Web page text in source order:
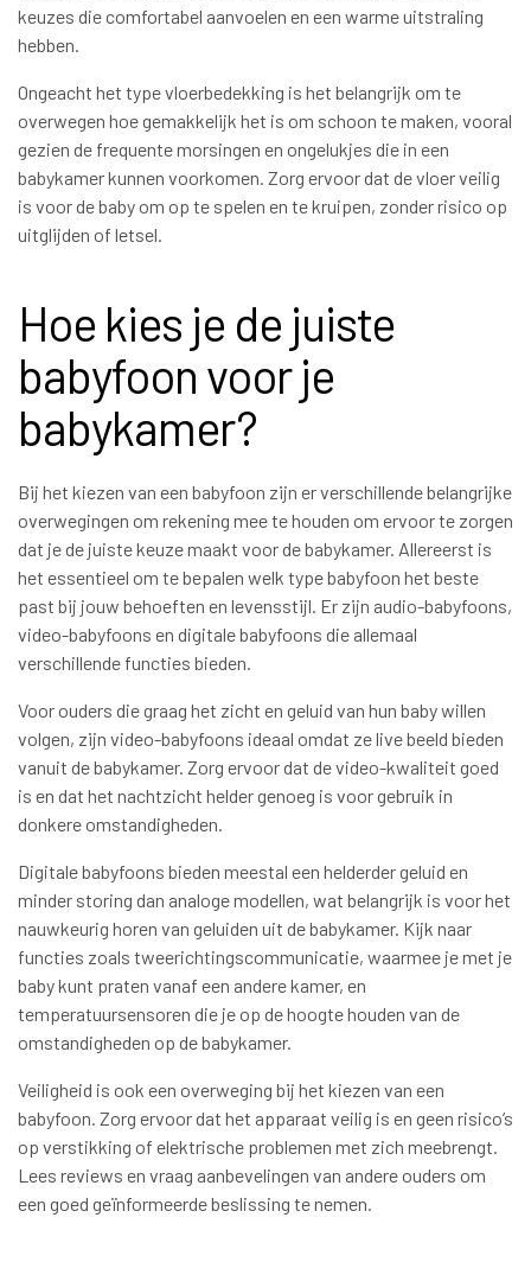
keuzes die comfortabel aanvoelen en een warme uitstraling
hebben.
Ongeacht het type vloerbedekking is het belangrijk om te
overwegen hoe gemakkelijk het is om schoon te maken, vooral
gezien de frequente morsingen en ongelukjes die in een
babykamer kunnen voorkomen. Zorg ervoor dat de vloer veilig
is voor de baby om op te spelen en te kruipen, zonder risico op
uitglijden of letsel.
Hoe kies je de juiste
babyfoon voor je
babykamer?
Bij het kiezen van een babyfoon zijn er verschillende belangrijke
overwegingen om rekening mee te houden om ervoor te zorgen
dat je de juiste keuze maakt voor de babykamer. Allereerst is
het essentieel om te bepalen welk type babyfoon het beste
past bij jouw behoeften en levensstijl. Er zijn audio-babyfoons,
video-babyfoons en digitale babyfoons die allemaal
verschillende functies bieden.
Voor ouders die graag het zicht en geluid van hun baby willen
volgen, zijn video-babyfoons ideaal omdat ze live beeld bieden
vanuit de babykamer. Zorg ervoor dat de video-kwaliteit goed
is en dat het nachtzicht helder genoeg is voor gebruik in
donkere omstandigheden.
Digitale babyfoons bieden meestal een helderder geluid en
minder storing dan analoge modellen, wat belangrijk is voor het
nauwkeurig horen van geluiden uit de babykamer. Kijk naar
functies zoals tweerichtingscommunicatie, waarmee je met je
baby kunt praten vanaf een andere kamer, en
temperatuursensoren die je op de hoogte houden van de
omstandigheden op de babykamer.
Veiligheid is ook een overweging bij het kiezen van een
babyfoon. Zorg ervoor dat het apparaat veilig is en geen risico’s
op verstikking of elektrische problemen met zich meebrengt.
Lees reviews en vraag aanbevelingen van andere ouders om
een goed geïnformeerde beslissing te nemen.